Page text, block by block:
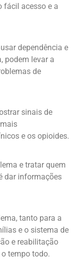
fácil acesso e a
dependência e
podem levar a
de
sinais de
e os opioides.
e tratar quem
dar informações
tanto para a
e o sistema de
e reabilitação
tempo todo.